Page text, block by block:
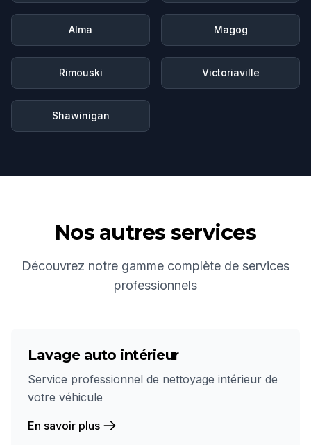
Alma Magog
Rimouski Victoriaville
Shawinigan
Nos autres services
Découvrez notre gamme complète de services
professionnels
Lavage auto intérieur
Service professionnel de nettoyage intérieur de
votre véhicule
En savoir plus